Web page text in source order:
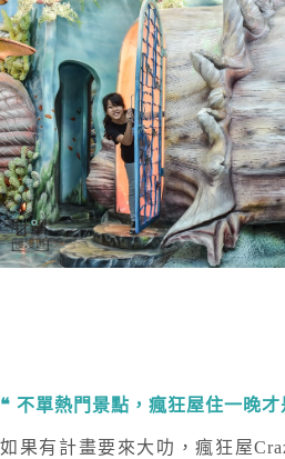
不單熱門景點，瘋狂屋住一晚
如果有計畫要來大叻，瘋狂屋